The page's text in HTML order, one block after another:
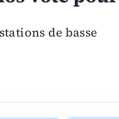
de basse